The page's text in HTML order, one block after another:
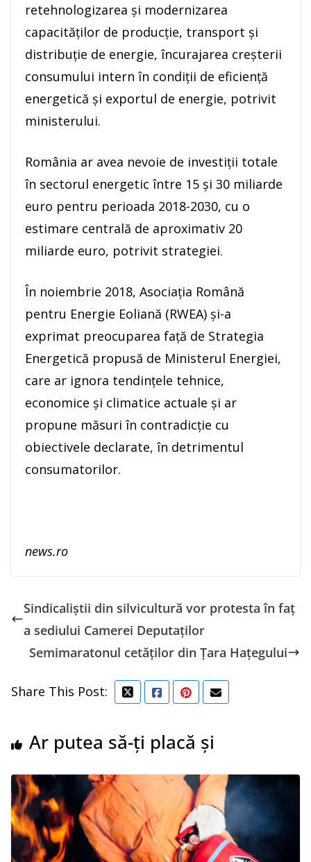
retehnologizarea şi modernizarea
capacităţilor de producţie, transport şi
distribuţie de energie, încurajarea creşterii
consumului intern în condiţii de eficienţă
energetică şi exportul de energie, potrivit
ministerului.
România ar avea nevoie de investiţii totale
în sectorul energetic între 15 şi 30 miliarde
euro pentru perioada 2018-2030, cu o
estimare centrală de aproximativ 20
miliarde euro, potrivit strategiei.
În noiembrie 2018, Asociaţia Română
pentru Energie Eoliană (RWEA) şi-a
exprimat preocuparea faţă de Strategia
Energetică propusă de Ministerul Energiei,
care ar ignora tendinţele tehnice,
economice şi climatice actuale şi ar
propune măsuri în contradicţie cu
obiectivele declarate, în detrimentul
consumatorilor.
news.ro
Sindicaliștii din silvicultură vor protesta în faţ
a sediului Camerei Deputaţilor
Semimaratonul cetăților din Țara Hațegului
Share This Post:
Ar putea să-ți placă și